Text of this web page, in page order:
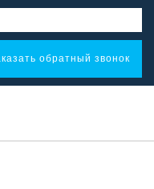
обратный звонок